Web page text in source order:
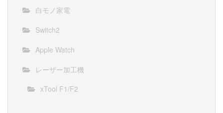
白モノ家電
Switch2
Apple Watch
レーザー加工機
xTool F1/F2